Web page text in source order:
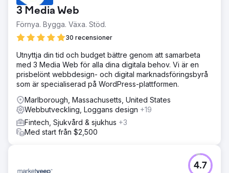
3 Media Web
Förnya. Bygga. Växa. Stöd.
30 recensioner
Utnyttja din tid och budget bättre genom att samarbeta
med 3 Media Web för alla dina digitala behov. Vi är en
prisbelönt webbdesign- och digital marknadsföringsbyrå
som är specialiserad på WordPress-plattformen.
Marlborough, Massachusetts, United States
Webbutveckling, Loggans design +19
Fintech, Sjukvård & sjukhus +3
Med start från $2,500
4.7